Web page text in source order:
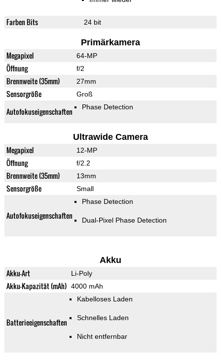
Farben Bits 24 bit
Primärkamera
Megapixel 64-MP
Öffnung f/2
Brennweite (35mm) 27mm
Sensorgröße Groß
Autofokuseigenschaften Phase Detection
Ultrawide Camera
Megapixel 12-MP
Öffnung f/2.2
Brennweite (35mm) 13mm
Sensorgröße Small
Autofokuseigenschaften
Phase Detection
Dual-Pixel Phase Detection
Akku
Akku-Art Li-Poly
Akku-Kapazität (mAh) 4000 mAh
Batterieeigenschaften
Kabelloses Laden
Schnelles Laden
Nicht entfernbar